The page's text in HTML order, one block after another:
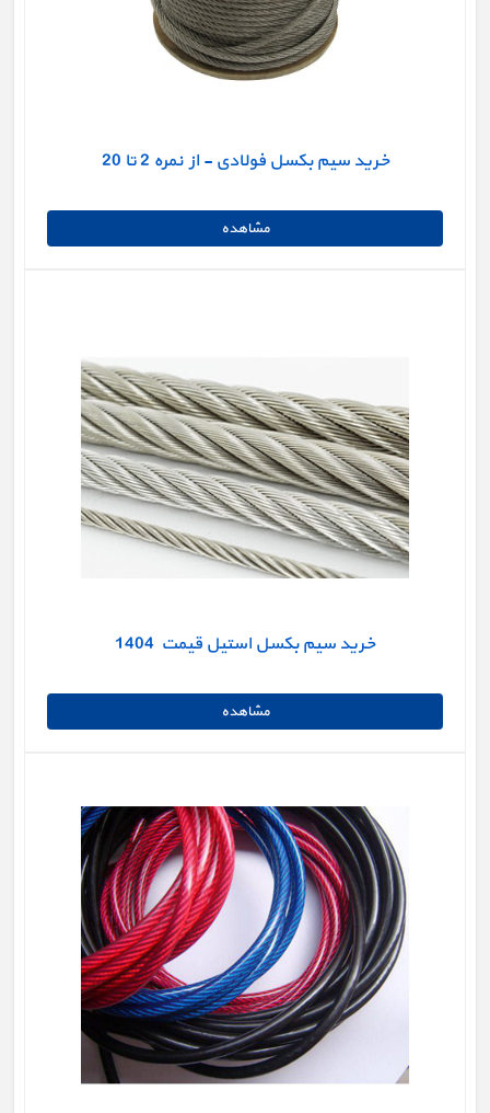
خرید سیم بکسل فولادی - از نمره 2 تا 20
خرید سیم بکسل استیل قیمت 1404